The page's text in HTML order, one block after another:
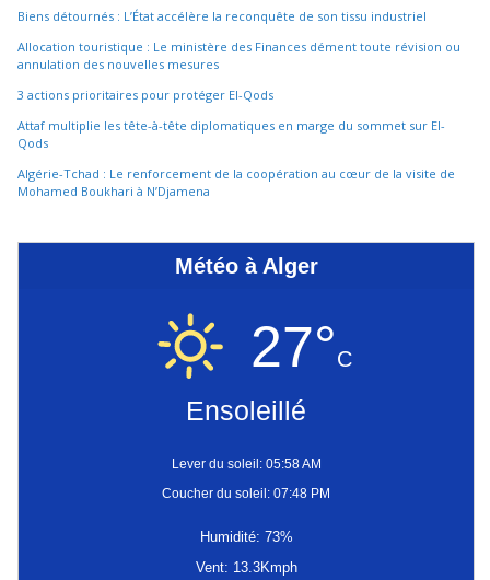
Biens détournés : L’État accélère la reconquête de son tissu industriel
Allocation touristique : Le ministère des Finances dément toute révision ou
annulation des nouvelles mesures
3 actions prioritaires pour protéger El-Qods
Attaf multiplie les tête-à-tête diplomatiques en marge du sommet sur El-
Qods
Algérie-Tchad : Le renforcement de la coopération au cœur de la visite de
Mohamed Boukhari à N’Djamena
Météo à Alger
27°C
Ensoleillé
Lever du soleil: 05:58 AM
Coucher du soleil: 07:48 PM
Humidité: 73%
Vent: 13.3Kmph